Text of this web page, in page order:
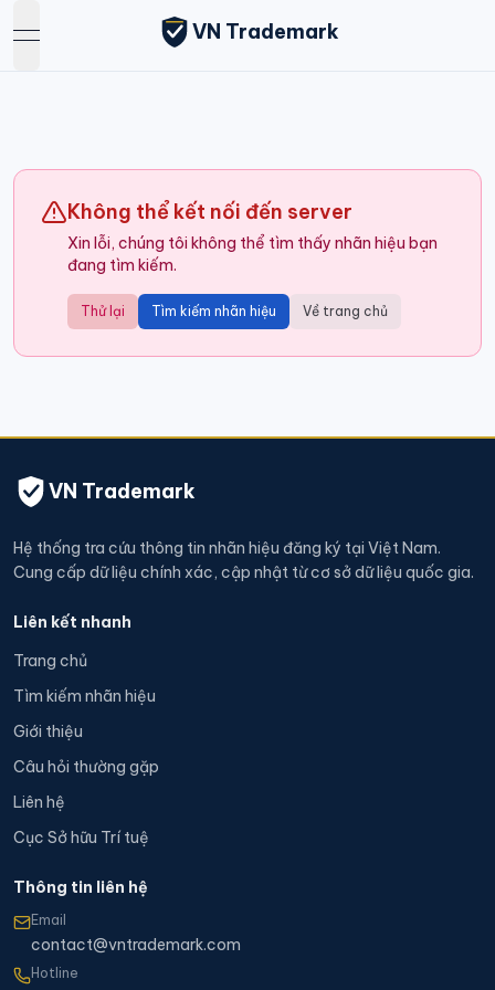
open navigation menu
VN Trademark
Không thể kết nối đến server
Xin lỗi, chúng tôi không thể tìm thấy nhãn hiệu bạn
đang tìm kiếm.
Thử lại Tìm kiếm nhãn hiệu Về trang chủ
VN Trademark
Hệ thống tra cứu thông tin nhãn hiệu đăng ký tại Việt Nam.
Cung cấp dữ liệu chính xác, cập nhật từ cơ sở dữ liệu quốc gia.
Liên kết nhanh
Trang chủ
Tìm kiếm nhãn hiệu
Giới thiệu
Câu hỏi thường gặp
Liên hệ
Cục Sở hữu Trí tuệ
Thông tin liên hệ
Email
contact@vntrademark.com
Hotline